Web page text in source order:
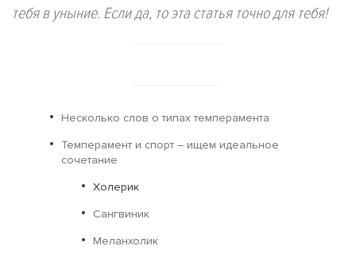
тебя в уныние. Если да, то эта статья точно для тебя!
Несколько слов о типах темперамента
Темперамент и спорт – ищем идеальное
сочетание
Холерик
Сангвиник
Меланхолик